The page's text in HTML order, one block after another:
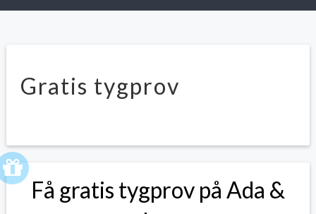
Gratis tygprov
Få gratis tygprov på Ada &